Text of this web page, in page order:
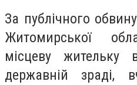
За публічного
Житомирської
місцеву
державній зраді,